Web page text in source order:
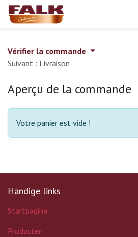
Se rendre au contenu
Vérifier la commande
Suivant : Livraison
Aperçu de la commande
Votre panier est vide !
Handige links
Startpagina
Producten